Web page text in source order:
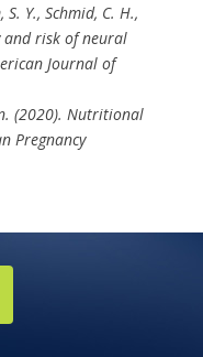
S. Y., Schmid, C. H.,
and risk of neural
Journal of
(2020). Nutritional
Pregnancy